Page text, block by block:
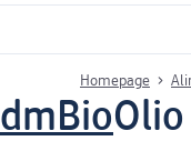
Homepage
dmBio